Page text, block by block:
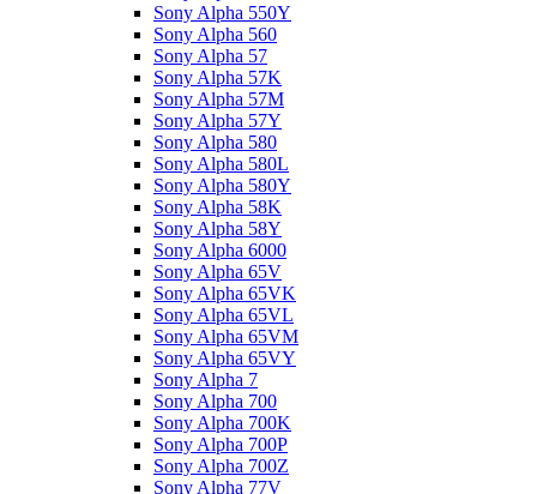
Sony Alpha 550Y
Sony Alpha 560
Sony Alpha 57
Sony Alpha 57K
Sony Alpha 57M
Sony Alpha 57Y
Sony Alpha 580
Sony Alpha 580L
Sony Alpha 580Y
Sony Alpha 58K
Sony Alpha 58Y
Sony Alpha 6000
Sony Alpha 65V
Sony Alpha 65VK
Sony Alpha 65VL
Sony Alpha 65VM
Sony Alpha 65VY
Sony Alpha 7
Sony Alpha 700
Sony Alpha 700K
Sony Alpha 700P
Sony Alpha 700Z
Sony Alpha 77V